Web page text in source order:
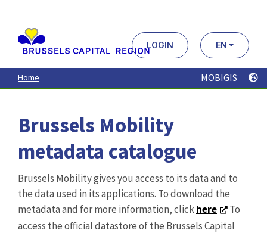
contenu
principal
LOGIN EN
Home MOBIGIS
Brussels Mobility
metadata catalogue
Brussels Mobility gives you access to its data and to
the data used in its applications. To download the
metadata and for more information, clickhere
To
access the official datastore of the Brussels Capital